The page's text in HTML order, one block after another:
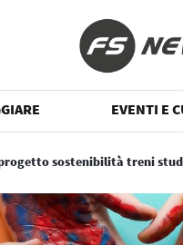
EVENTI E
sostenibilità treni